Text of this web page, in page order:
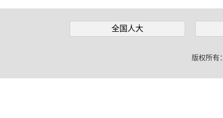
全国人大
版权所